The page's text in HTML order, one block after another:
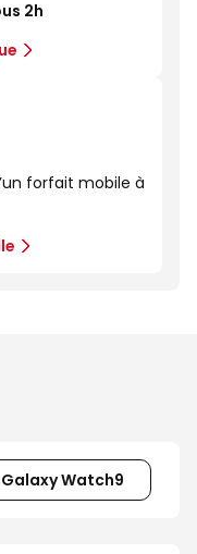
2h
forfait mobile à
Galaxy Watch9